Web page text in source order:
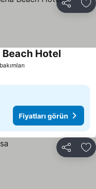
Paylaş
HotelFiyatları
Fiyatları görün
Paylaş